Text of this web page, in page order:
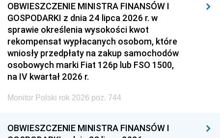
OBWIESZCZENIE MINISTRA FINANSÓW I
GOSPODARKI z dnia 24 lipca 2026 r. w
sprawie określenia wysokości kwot
rekompensat wypłacanych osobom, które
wniosły przedpłaty na zakup samochodów
osobowych marki Fiat 126p lub FSO 1500,
na IV kwartał 2026 r.
Monitor Polski rok 2026 poz. 744
OBWIESZCZENIE MINISTRA FINANSÓW I